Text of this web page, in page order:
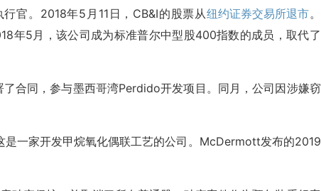
官。2018年5月11日，CB&I的股票从纽约证券交易所退市。
年5月，该公司成为标准普尔中型股400指数的成员，取代了
了合同，参与墨西哥湾Perdido开发项目。同月，公司因涉嫌窃
一家开发甲烷氧化偶联工艺的公司。McDermott发布的2019